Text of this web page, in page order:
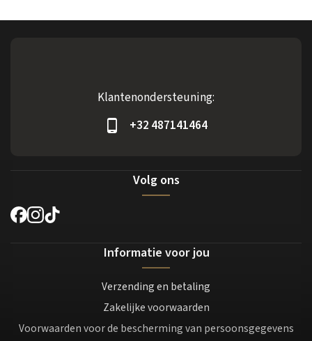
Klantenondersteuning:
+32 487141464
Volg ons
Informatie voor jou
Verzending en betaling
Zakelijke voorwaarden
Voorwaarden voor de bescherming van persoonsgegevens